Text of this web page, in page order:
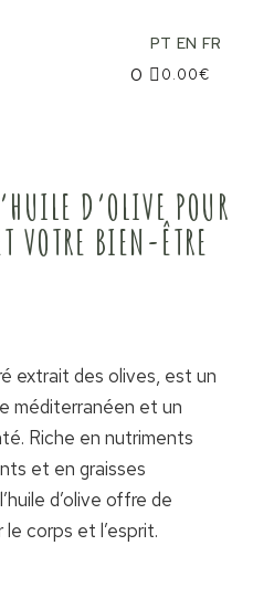
PT EN FR
0.00€
0
D’OLIVE POUR
VOTRE BIEN-ÊTRE
extrait des olives, est un
méditerranéen et un
Riche en nutriments
et en graisses
d’olive offre de
corps et l’esprit.